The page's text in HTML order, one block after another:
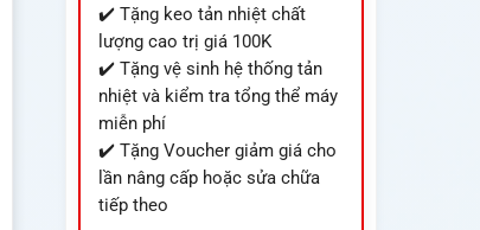
✔️ Tặng keo tản nhiệt chất
lượng cao trị giá 100K
✔️ Tặng vệ sinh hệ thống tản
nhiệt và kiểm tra tổng thể máy
miễn phí
✔️ Tặng Voucher giảm giá cho
lần nâng cấp hoặc sửa chữa
tiếp theo